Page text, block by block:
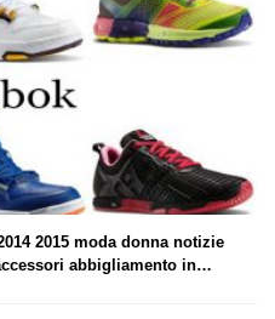
2015 moda donna notizie
abbigliamento in…